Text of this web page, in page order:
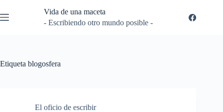
al
contenido
Vida de una maceta
- Escribiendo otro mundo posible -
Etiqueta blogosfera
El oficio de escribir